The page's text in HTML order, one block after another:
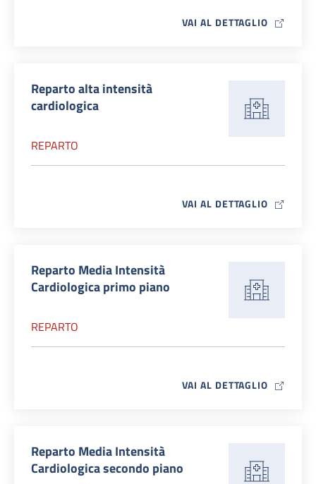
VAI AL DETTAGLIO MAP ICON
Reparto alta intensità
cardiologica
REPARTO
VAI AL DETTAGLIO MAP ICON
Reparto Media Intensità
Cardiologica primo piano
REPARTO
VAI AL DETTAGLIO MAP ICON
Reparto Media Intensità
Cardiologica secondo piano